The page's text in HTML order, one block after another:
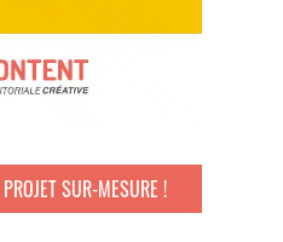
SUR-MESURE !